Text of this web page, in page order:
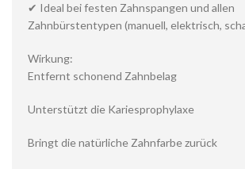
✔ Ideal bei festen Zahnspangen und allen
Zahnbürstentypen (manuell, elektrisch,
Wirkung:
Entfernt schonend Zahnbelag
Unterstützt die Kariesprophylaxe
Bringt die natürliche Zahnfarbe zurück